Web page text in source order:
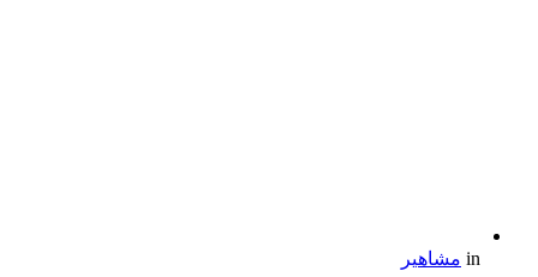
in مشاهير